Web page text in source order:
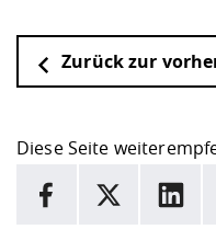
Zurück zur
Diese Seite
INFORMATION
Hier stehen weitere
Facebook
X